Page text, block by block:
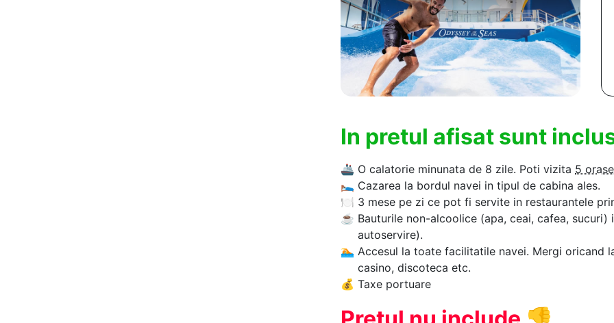
In pretul afisat sunt
🚢 O calatorie minunata de 8 zile. Poti vizita 5 orase
🛌 Cazarea la bordul navei in tipul de cabina ales.
🍽 3 mese pe zi ce pot fi servite in restaurantele
☕ Bauturile non-alcoolice (apa, ceai, cafea,
autoservire).
🏊‍ Accesul la toate facilitatile navei. Mergi oricand
casino, discoteca etc.
💰 Taxe portuare